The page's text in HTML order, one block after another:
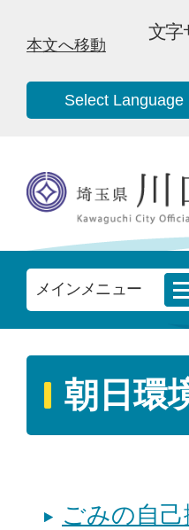
本文へ移動
文字
Select Language
メインメニュー
朝日環
ごみの自